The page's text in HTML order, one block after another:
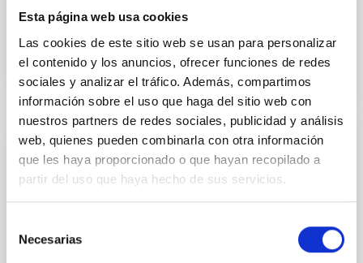
Esta página web usa cookies
Las cookies de este sitio web se usan para personalizar
el contenido y los anuncios, ofrecer funciones de redes
sociales y analizar el tráfico. Además, compartimos
información sobre el uso que haga del sitio web con
nuestros partners de redes sociales, publicidad y análisis
web, quienes pueden combinarla con otra información
que les haya proporcionado o que hayan recopilado a
partir del uso que haya hecho de sus servicios.
Necesarias
Fecha de publicación 21/09/2020 - 17:27
NOTA DE PRENSA
El Gran Telescopio Canarias observará el
El mayor telescopio óptico e infrarrojo del mundo